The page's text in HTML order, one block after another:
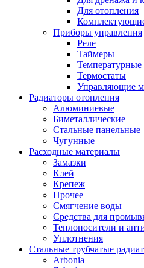
Для отопления
Приборы управления
Реле
Таймеры
Температурные
Термостаты
Управляющие
Радиаторы отопления
Алюминиевые
Биметаллические
Стальные панельные
Чугунные
Расходные материалы
Замазки
Клей
Крепеж
Прочее
Смягчение воды
Средства для
Теплоносители и
Уплотнения
Стальные трубчатые
Arbonia